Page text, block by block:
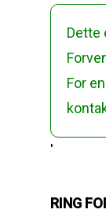
Dette
For
'
RING